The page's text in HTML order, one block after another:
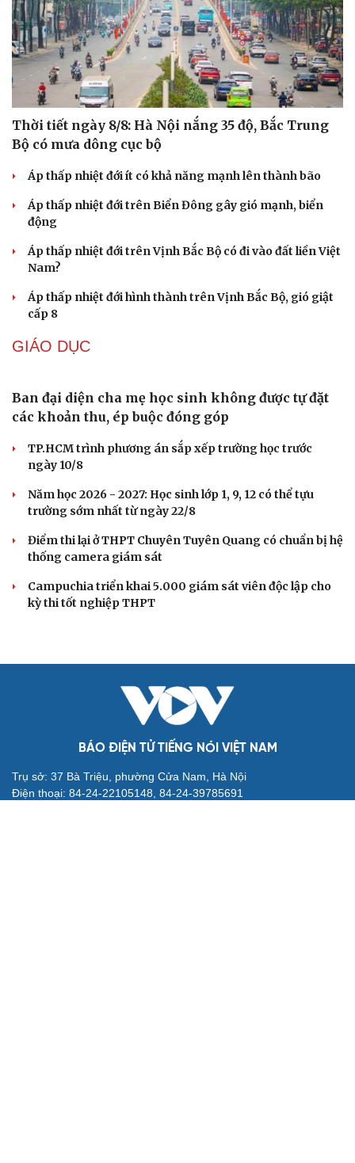
Cải chính
Thời tiết ngày 8/8: Hà Nội nắng 35 độ, Bắc Trung
Bộ có mưa dông cục bộ
Áp thấp nhiệt đới ít có khả năng mạnh lên thành bão
Áp thấp nhiệt đới trên Biển Đông gây gió mạnh, biển
động
Áp thấp nhiệt đới trên Vịnh Bắc Bộ có đi vào đất liền Việt
Nam?
Áp thấp nhiệt đới hình thành trên Vịnh Bắc Bộ, gió giật
cấp 8
GIÁO DỤC
Ban đại diện cha mẹ học sinh không được tự đặt
các khoản thu, ép buộc đóng góp
Năm học 2026 - 2027: Học sinh lớp 1, 9, 12 có thể tựu
Điểm thi lại ở THPT Chuyên Tuyên Quang có chuẩn bị hệ
thống camera giám sát
Campuchia triển khai 5.000 giám sát viên độc lập cho
kỳ thi tốt nghiệp THPT